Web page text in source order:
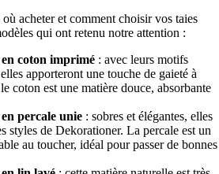
acheter et comment choisir vos taies
qui ont retenu notre attention :
coton imprimé : avec leurs motifs
apporteront une touche de gaieté à
coton est une matière douce, absorbante
percale unie : sobres et élégantes, elles
styles de Dekorationer. La percale est un
au toucher, idéal pour passer de bonnes